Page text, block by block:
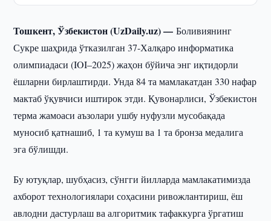
Тошкент, Ўзбекистон (UzDaily.uz) —Боливиянинг
Сукре шаҳрида ўтказилган 37-Халқаро информатика
олимпиадаси (IOI–2025) жаҳон бўйича энг иқтидорли
ёшларни бирлаштирди. Унда 84 та мамлакатдан 330 нафар
мактаб ўқувчиси иштирок этди. Қувонарлиси, Ўзбекистон
терма жамоаси аъзолари ушбу нуфузли мусобақада
муносиб қатнашиб, 1 та кумуш ва 1 та бронза медалига
эга бўлишди.
Бу ютуқлар, шубҳасиз, сўнгги йилларда мамлакатимизда
ахборот технологиялари соҳасини ривожлантириш, ёш
авлодни дастурлаш ва алгоритмик тафаккурга ўргатиш